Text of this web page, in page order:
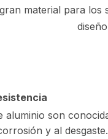
material para los
aluminio son
y al